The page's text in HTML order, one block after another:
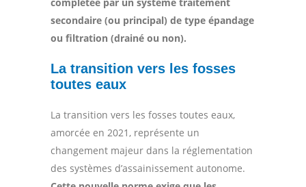
secondaire (ou principal) de type épandage
ou filtration (drainé ou non).
La transition vers les fosses
toutes eaux
La transition vers les fosses toutes eaux,
amorcée en 2021, représente un
changement majeur dans la réglementation
des systèmes d’assainissement autonome.